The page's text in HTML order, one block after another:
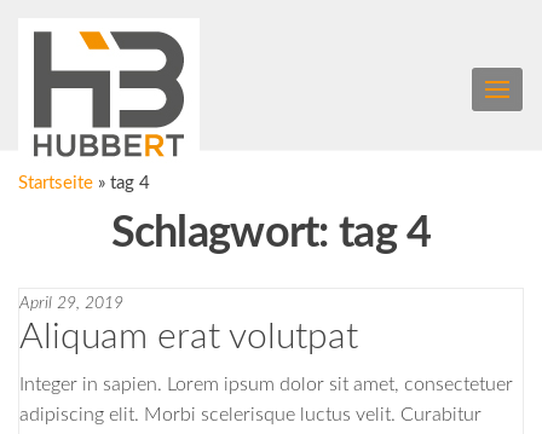
springen
deinen
Selbstausbau
Startseite » tag 4
Schlagwort: tag 4
April 29, 2019
Aliquam erat volutpat
Integer in sapien. Lorem ipsum dolor sit amet, consectetuer
adipiscing elit. Morbi scelerisque luctus velit. Curabitur